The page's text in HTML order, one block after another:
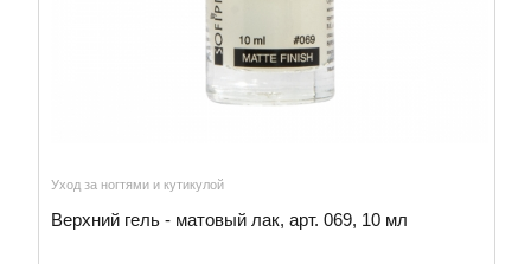
Уход за ногтями и кутикулой
Верхний гель - матовый лак, арт. 069, 10 мл